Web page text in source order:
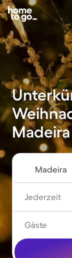
Madeira
Jederzeit
Gäste